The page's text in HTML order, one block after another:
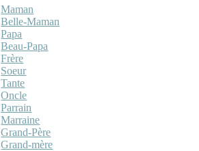
Maman
Belle-Maman
Papa
Beau-Papa
Frère
Soeur
Tante
Oncle
Parrain
Marraine
Grand-Père
Grand-mère